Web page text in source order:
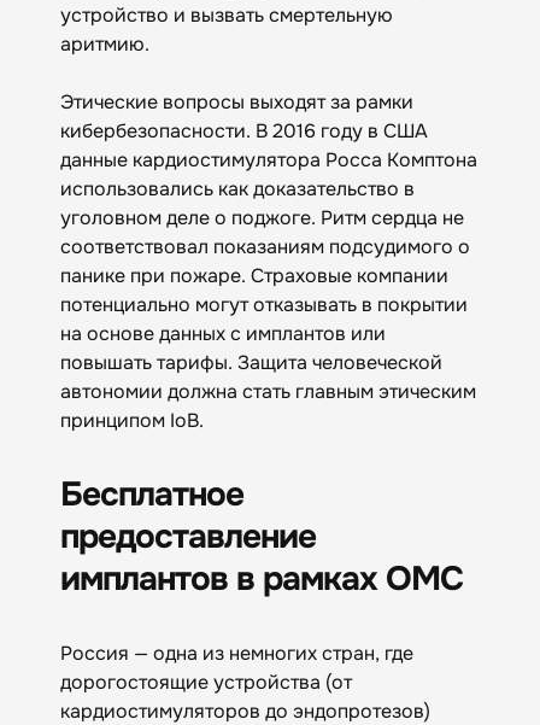
устройство и вызвать смертельную
аритмию.
Этические вопросы выходят за рамки
кибербезопасности. В 2016 году в США
данные кардиостимулятора Росса Комптона
использовались как доказательство в
уголовном деле о поджоге. Ритм сердца не
соответствовал показаниям подсудимого о
панике при пожаре. Страховые компании
потенциально могут отказывать в покрытии
на основе данных с имплантов или
повышать тарифы. Защита человеческой
автономии должна стать главным этическим
принципом IoB.
Бесплатное
предоставление
имплантов в рамках ОМС
Россия — одна из немногих стран, где
дорогостоящие устройства (от
кардиостимуляторов до эндопротезов)